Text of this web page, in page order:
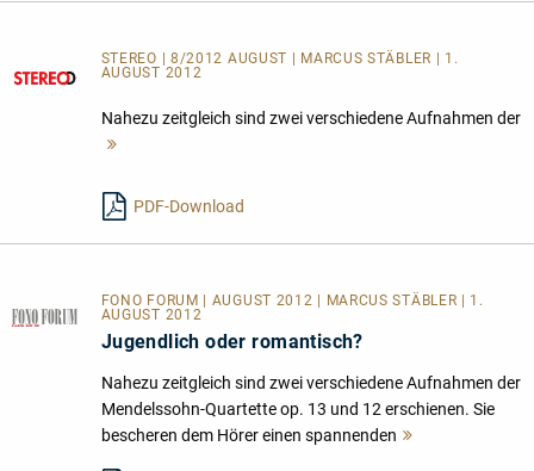
STEREO | 8/2012 AUGUST | MARCUS STÄBLER | 1.
AUGUST 2012
Nahezu zeitgleich sind zwei verschiedene Aufnahmen der
PDF-Download
FONO FORUM | AUGUST 2012 | MARCUS STÄBLER | 1.
AUGUST 2012
Jugendlich oder romantisch?
Nahezu zeitgleich sind zwei verschiedene Aufnahmen der
Mendelssohn-Quartette op. 13 und 12 erschienen. Sie
bescheren dem Hörer einen spannenden